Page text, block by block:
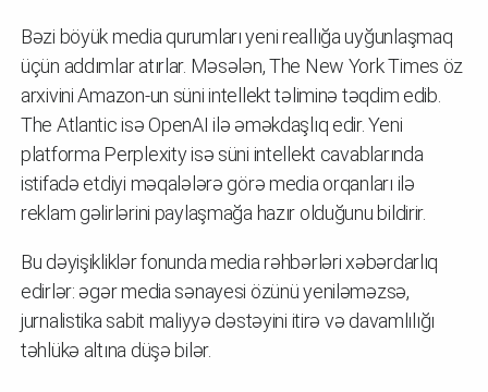
Bəzi böyük media qurumları yeni reallığa uyğunlaşmaq
üçün addımlar atırlar. Məsələn, The New York Times öz
arxivini Amazon-un süni intellekt təliminə təqdim edib.
The Atlantic isə OpenAI ilə əməkdaşlıq edir. Yeni
platforma Perplexity isə süni intellekt cavablarında
istifadə etdiyi məqalələrə görə media orqanları ilə
reklam gəlirlərini paylaşmağa hazır olduğunu bildirir.
Bu dəyişikliklər fonunda media rəhbərləri xəbərdarlıq
edirlər: əgər media sənayesi özünü yeniləməzsə,
jurnalistika sabit maliyyə dəstəyini itirə və davamlılığı
təhlükə altına düşə bilər.